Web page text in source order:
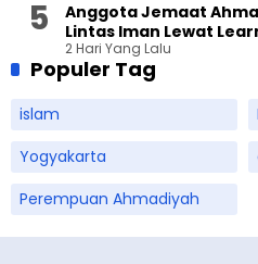
Anggota Jemaat
Lintas Iman Lewat
Festival di Yogyakarta
2 Hari Yang Lalu
Populer Tag
islam
Yogyakarta
Perempuan Ahmadiyah